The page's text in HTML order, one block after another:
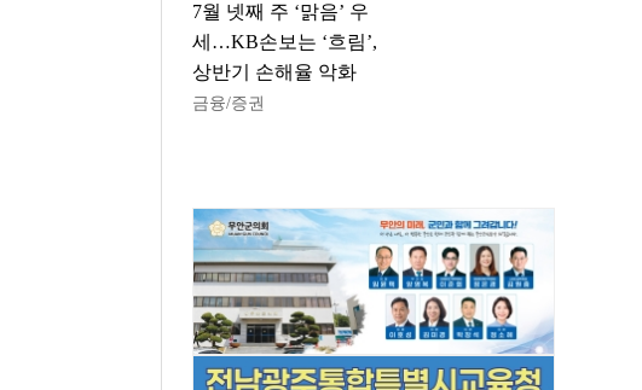
7월 넷째 주 ‘맑음’ 우
세…KB손보는 ‘흐림’,
상반기 손해율 악화
금융/증권